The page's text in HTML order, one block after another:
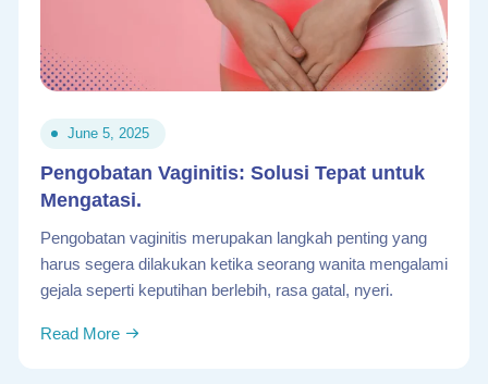
June 5, 2025
Pengobatan Vaginitis: Solusi Tepat untuk
Mengatasi.
Pengobatan vaginitis merupakan langkah penting yang
harus segera dilakukan ketika seorang wanita mengalami
gejala seperti keputihan berlebih, rasa gatal, nyeri.
Read More